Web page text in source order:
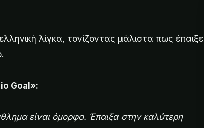
λίγκα, τονίζοντας μάλιστα πως έπαιξε
Goal»:
είναι όμορφο. Έπαιξα στην καλύτερη